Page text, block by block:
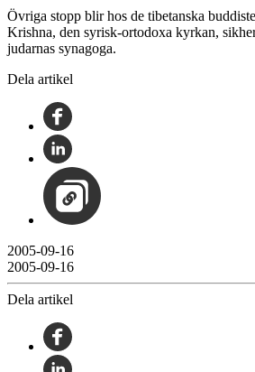
Övriga stopp blir hos de tibetanska
Krishna, den syrisk-ortodoxa kyrkan,
judarnas synagoga.
Dela artikel
2005-09-16
2005-09-16
Dela artikel